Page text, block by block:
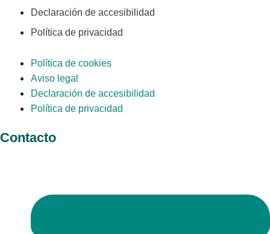
Declaración de accesibilidad
Política de privacidad
Política de cookies
Aviso legal
Declaración de accesibilidad
Política de privacidad
Contacto